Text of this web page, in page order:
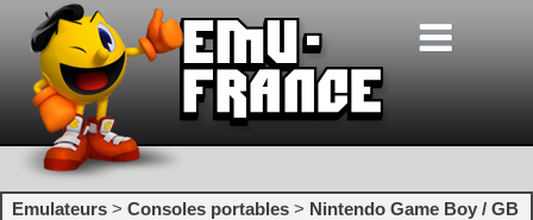
Emulateurs > Consoles portables > Nintendo Game Boy / GB